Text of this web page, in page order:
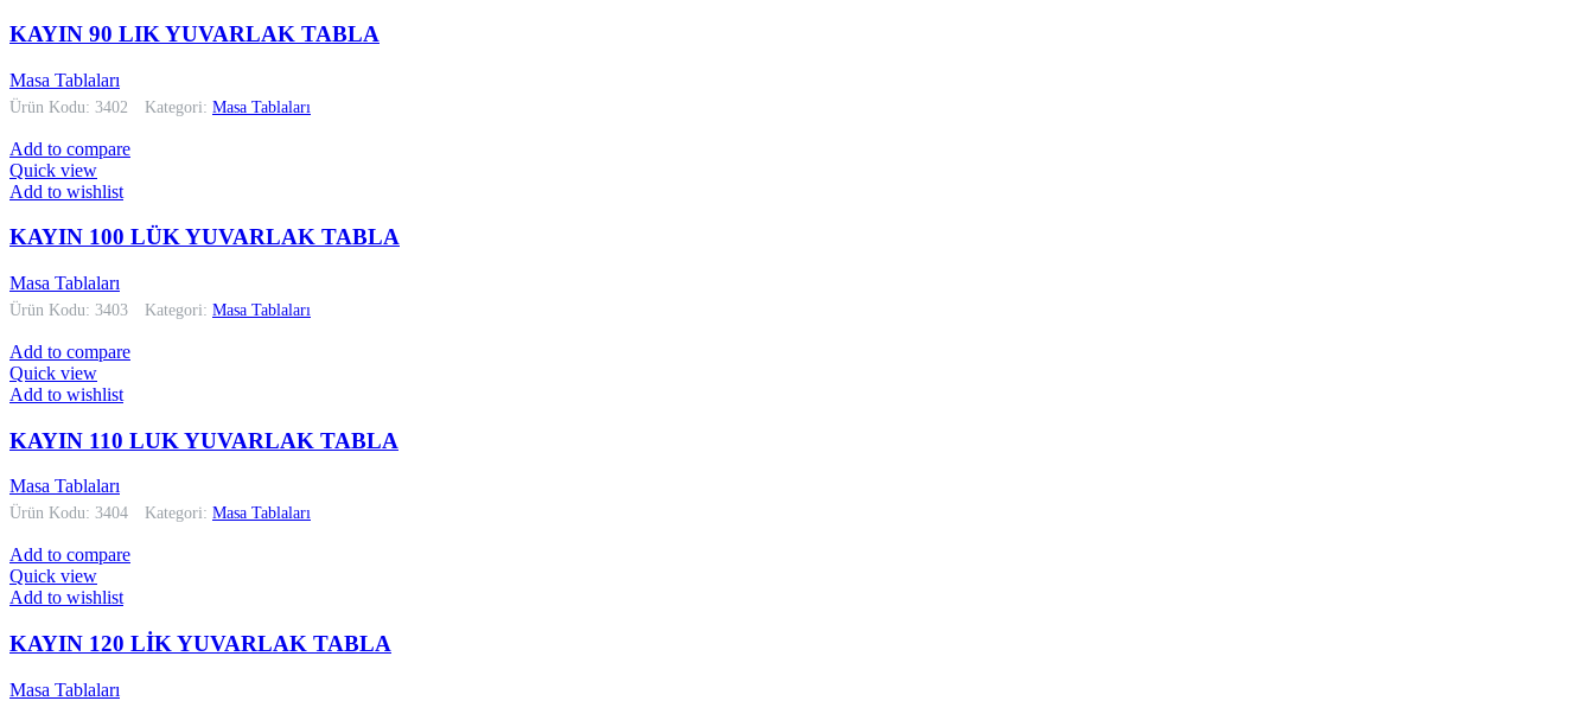
KAYIN 90 LIK YUVARLAK TABLA
Masa Tablaları
Ürün Kodu: 3402 Kategori: Masa Tablaları
Add to compare
Quick view
Add to wishlist
KAYIN 100 LÜK YUVARLAK TABLA
Masa Tablaları
Ürün Kodu: 3403 Kategori: Masa Tablaları
Add to compare
Quick view
Add to wishlist
KAYIN 110 LUK YUVARLAK TABLA
Masa Tablaları
Ürün Kodu: 3404 Kategori: Masa Tablaları
Add to compare
Quick view
Add to wishlist
KAYIN 120 LİK YUVARLAK TABLA
Masa Tablaları